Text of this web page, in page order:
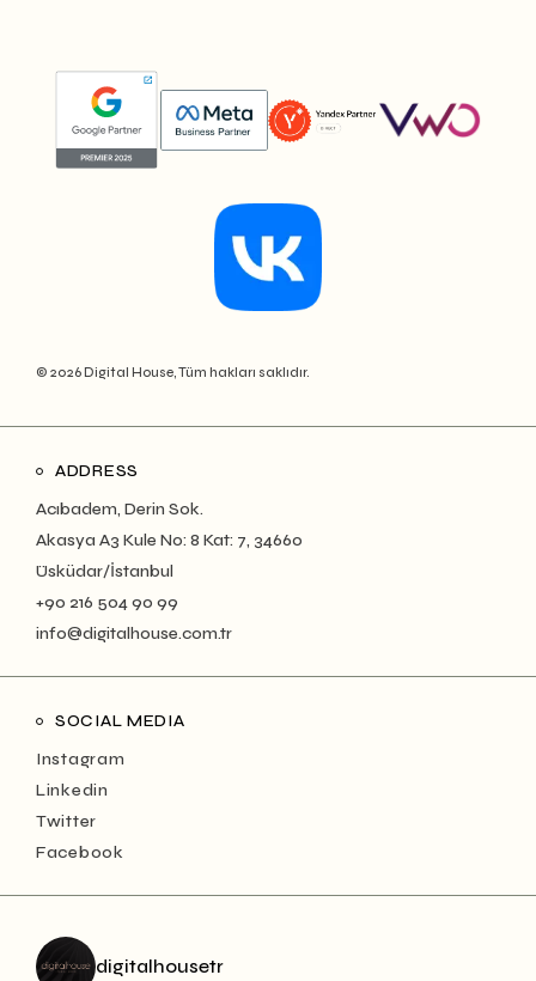
© 2026 Digital House, Tüm hakları saklıdır.
ADDRESS
Acıbadem, Derin Sok.
Akasya A3 Kule No: 8 Kat: 7, 34660
Üsküdar/İstanbul
+90 216 504 90 99
info@digitalhouse.com.tr
SOCIAL MEDIA
Instagram
Linkedin
Twitter
Facebook
digitalhousetr